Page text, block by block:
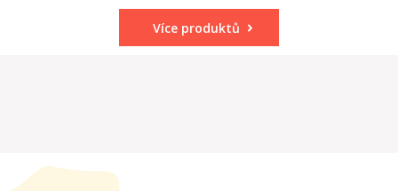
Více produktů